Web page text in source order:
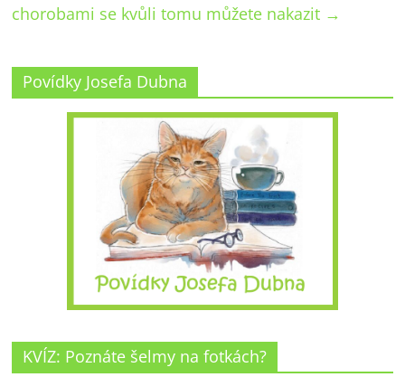
chorobami se kvůli tomu můžete nakazit →
Povídky Josefa Dubna
KVÍZ: Poznáte šelmy na fotkách?